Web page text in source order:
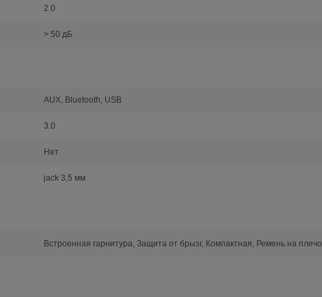
2.0
> 50 дБ
AUX, Bluetooth, USB
3.0
Нет
jack 3,5 мм
Встроенная гарнитура, Защита от брызг, Компактная, Ремень на плечо